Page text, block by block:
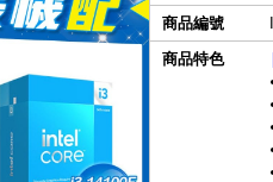
商品編號
商品特色